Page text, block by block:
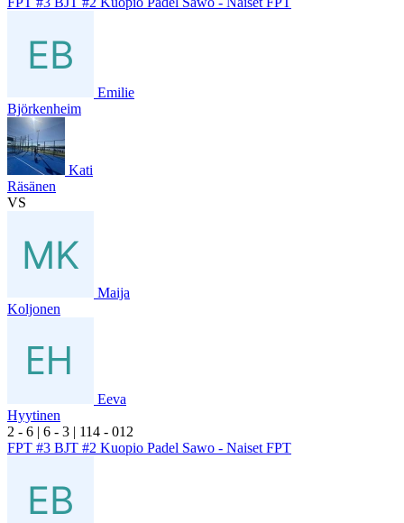
Emilie
Björkenheim
Kati
Räsänen
VS
Maija
Koljonen
Eeva
Hyytinen
2 - 6 | 6 - 3 | 114 - 012
FPT #3 BJT #2 Kuopio Padel Sawo - Naiset FPT